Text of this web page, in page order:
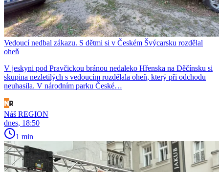
Vedoucí nedbal zákazu. S dětmi si v Českém Švýcarsku rozdělal
oheň
V jeskyni pod Pravčickou bránou nedaleko Hřenska na Děčínsku si
skupina nezletilých s vedoucím rozdělala oheň, který při odchodu
neuhasila. V národním parku České…
Náš REGION
dnes, 18:50
1 min